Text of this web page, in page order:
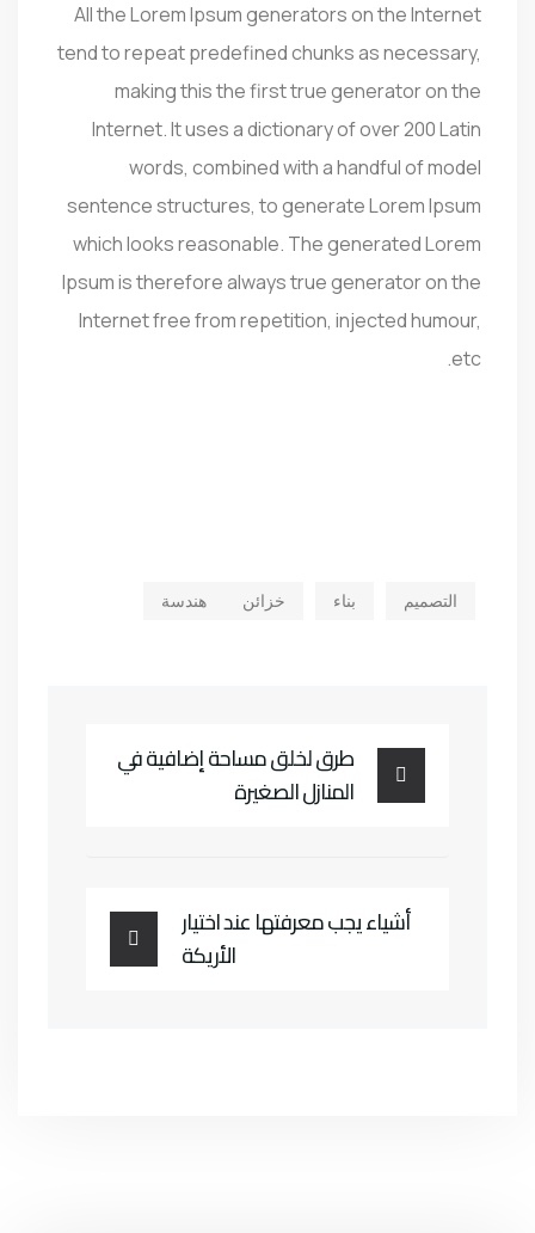
All the Lorem Ipsum generators on the Internet
tend to repeat predefined chunks as necessary,
making this the first true generator on the
Internet. It uses a dictionary of over 200 Latin
words, combined with a handful of model
sentence structures, to generate Lorem Ipsum
which looks reasonable. The generated Lorem
Ipsum is therefore always true generator on the
Internet free from repetition, injected humour,
etc.
التصميم بناء خزائن هندسة
طرق لخلق مساحة إضافية في
المنازل الصغيرة
أشياء يجب معرفتها عند اختيار
الأريكة